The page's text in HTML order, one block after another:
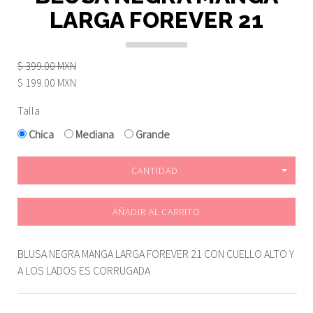
LARGA FOREVER 21
$ 399.00 MXN
$ 199.00 MXN
Talla
Chica
Mediana Grande
CANTIDAD
AÑADIR AL CARRITO
BLUSA NEGRA MANGA LARGA FOREVER 21 CON CUELLO ALTO Y
A LOS LADOS ES CORRUGADA